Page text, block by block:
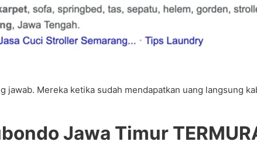
jawab. Mereka ketika sudah mendapatkan uang langsung
Jawa Timur